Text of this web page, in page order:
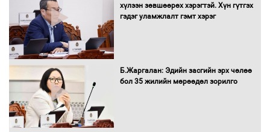
албан татварыг тэглэлээ
Санхүүгийн хэмнэлтийн горимд эрүүл
мэндийн салбар хамаарахгүй
хүлээн зөвшөөрөх хэрэгтэй. Хүн гүтгэх
гэдэг уламжлалт гэмт хэрэг
Б.Жаргалан: Эдийн засгийн эрх чөлөө
бол 35 жилийн мөрөөдөл зорилго